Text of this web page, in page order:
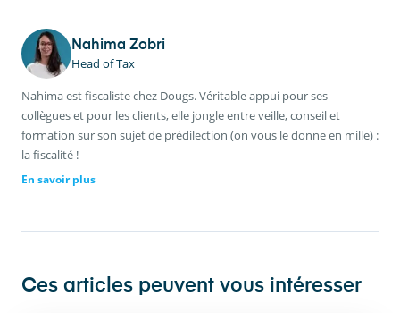
Nahima Zobri
Head of Tax
Nahima est fiscaliste chez Dougs. Véritable appui pour ses
collègues et pour les clients, elle jongle entre veille, conseil et
formation sur son sujet de prédilection (on vous le donne en mille) :
la fiscalité !
En savoir plus
Ces articles peuvent vous intéresser